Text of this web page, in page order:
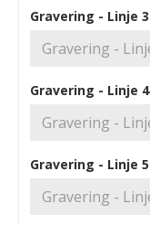
Gravering - Linje 3
Gravering - Linje 4
Gravering - Linje 5